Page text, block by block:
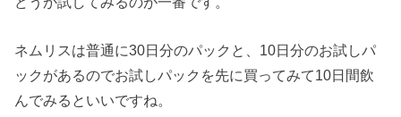
ネムリスは普通に30日分のパックと、10日分のお試しパ
ックがあるのでお試しパックを先に買ってみて10日間飲
んでみるといいですね。